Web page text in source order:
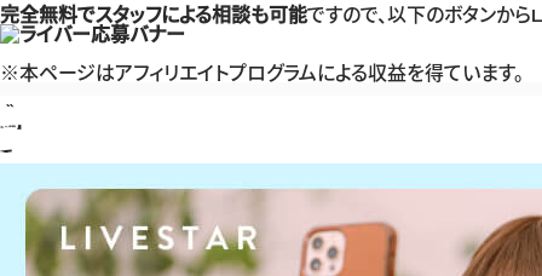
完全無料でスタッフによる相談も可能ですので、以下のボタンか
※本ページはアフィリエイトプログラムによる収益を得ています。